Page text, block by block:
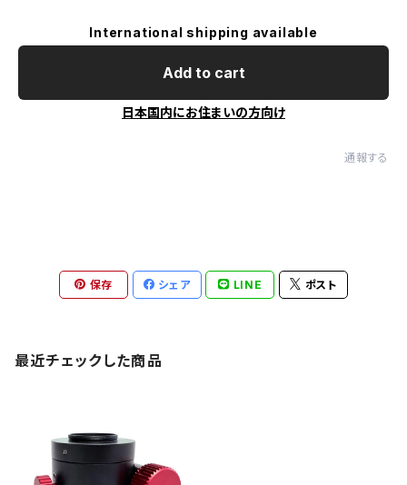
International shipping available
Add to cart
日本国内にお住まいの方向け
通報する
保存 シェア LINE ポスト
最近チェックした商品